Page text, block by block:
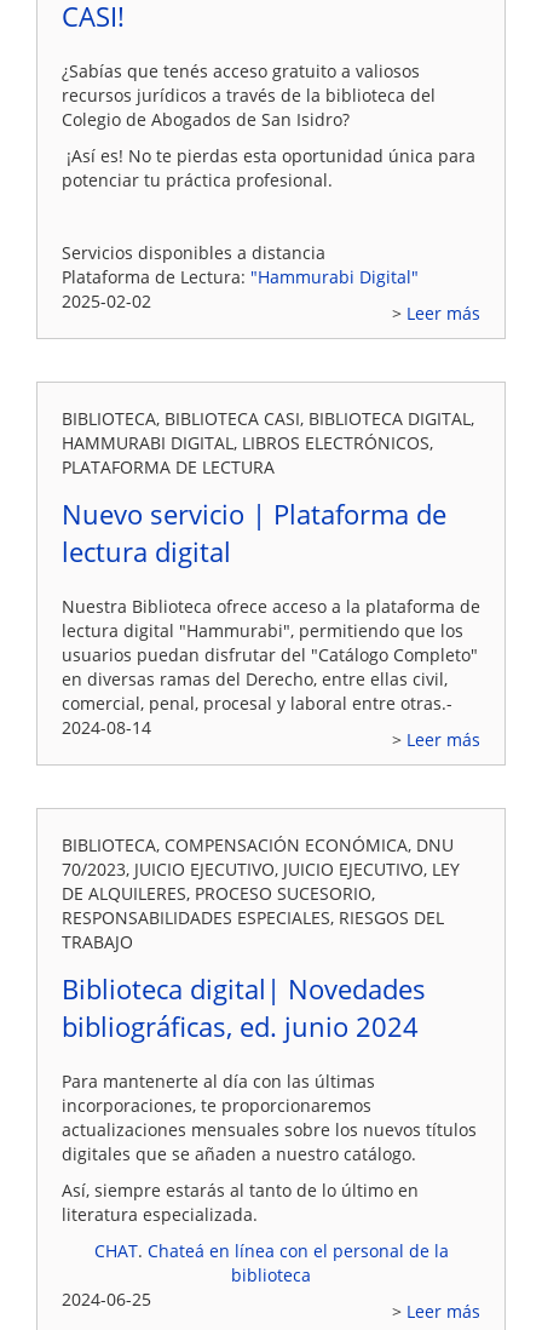
CASI!
¿Sabías que tenés acceso gratuito a valiosos
recursos jurídicos a través de la biblioteca del
Colegio de Abogados de San Isidro?
¡Así es! No te pierdas esta oportunidad única para
potenciar tu práctica profesional.
Servicios disponibles a distancia
Plataforma de Lectura: "Hammurabi Digital"
2025-02-02
Leer más
BIBLIOTECA, BIBLIOTECA CASI, BIBLIOTECA DIGITAL,
HAMMURABI DIGITAL, LIBROS ELECTRÓNICOS,
PLATAFORMA DE LECTURA
Nuevo servicio | Plataforma de
lectura digital
Nuestra Biblioteca ofrece acceso a la plataforma de
lectura digital "Hammurabi", permitiendo que los
usuarios puedan disfrutar del "Catálogo Completo"
en diversas ramas del Derecho, entre ellas civil,
comercial, penal, procesal y laboral entre otras.-
2024-08-14
Leer más
BIBLIOTECA, COMPENSACIÓN ECONÓMICA, DNU
70/2023, JUICIO EJECUTIVO, JUICIO EJECUTIVO, LEY
DE ALQUILERES, PROCESO SUCESORIO,
RESPONSABILIDADES ESPECIALES, RIESGOS DEL
TRABAJO
Biblioteca digital| Novedades
bibliográficas, ed. junio 2024
Para mantenerte al día con las últimas
incorporaciones, te proporcionaremos
actualizaciones mensuales sobre los nuevos títulos
digitales que se añaden a nuestro catálogo.
Así, siempre estarás al tanto de lo último en
literatura especializada.
CHAT. Chateá en línea con el personal de la
biblioteca
2024-06-25
Leer más